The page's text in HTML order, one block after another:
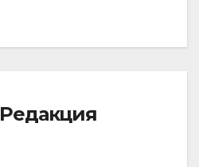
Редакция